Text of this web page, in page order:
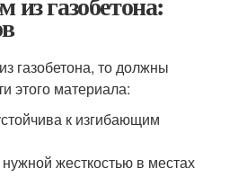
газобетона, то должны
этого материала:
к изгибающим
жесткостью в местах